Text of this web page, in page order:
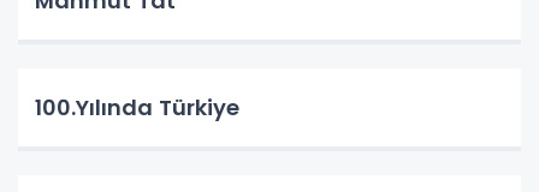
100.Yılında Türkiye